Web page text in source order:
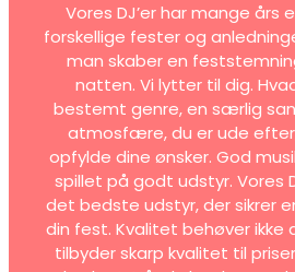
Vores DJ’er har mange års
forskellige fester og
man skaber en
natten. Vi lytter til dig.
bestemt genre, en særlig
atmosfære, du er ude
opfylde dine ønsker. God
spillet på godt udstyr. Vores
det bedste udstyr, der sikrer
din fest. Kvalitet behøver ikke
tilbyder skarp kvalitet til